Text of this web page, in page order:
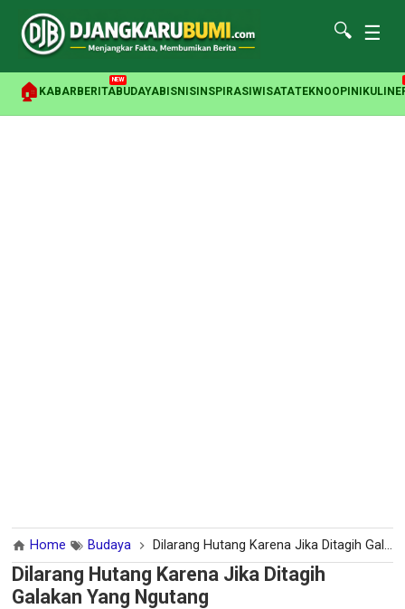
🔍 ☰
🏠 KABAR BERITA
NEW
BUDAYABISNIS INSPIRASI WISATATEKNOOPINI
Home Budaya Dilarang Hutang Karena Jika Ditagih Galakan Yang Ngutang
Dilarang Hutang Karena Jika Ditagih
Galakan Yang Ngutang